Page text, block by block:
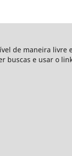
de maneira
e usar o